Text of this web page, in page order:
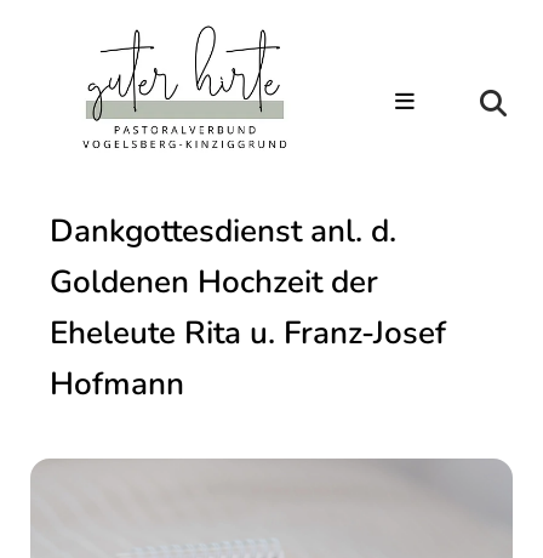
Dankgottesdienst anl. d.
Goldenen Hochzeit der
Eheleute Rita u. Franz-Josef
Hofmann